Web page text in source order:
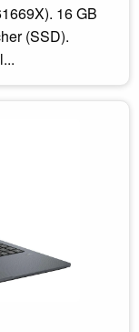
16 GB
(SSD).